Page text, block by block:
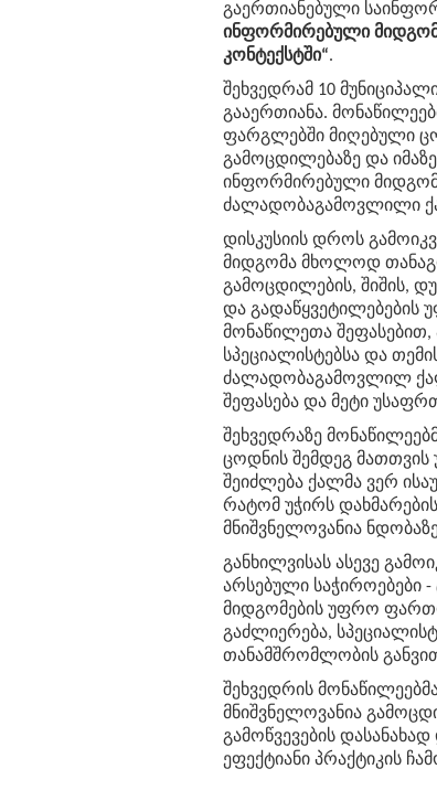
გაერთიანებული
ინფორმირებული
კონტექსტში“.
შეხვედრამ 10
გააერთიანა.
ფარგლებში მიღებული
გამოცდილებაზე და
ინფორმირებული
ძალადობაგამოვლილი
დისკუსიის დროს
მიდგომა მხოლოდ
გამოცდილების, შიშის,
და გადაწყვეტილებების
მონაწილეთა შეფასებით,
სპეციალისტებსა და
ძალადობაგამოვლილ
შეფასება და მეტი
შეხვედრაზე
ცოდნის შემდეგ
შეიძლება ქალმა ვერ
რატომ უჭირს
მნიშვნელოვანია
განხილვისას ასევე
არსებული საჭიროებები
მიდგომების უფრო
გაძლიერება,
თანამშრომლობის
შეხვედრის
მნიშვნელოვანია
გამოწვევების
ეფექტიანი პრაქტიკის